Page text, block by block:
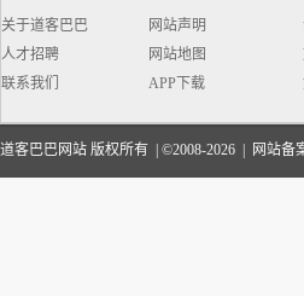
关于道客巴巴
人才招聘
联系我们
网站声明
网站地图
APP下载
道客巴巴网站 版权所有 | ©2008-2026 | 网站备